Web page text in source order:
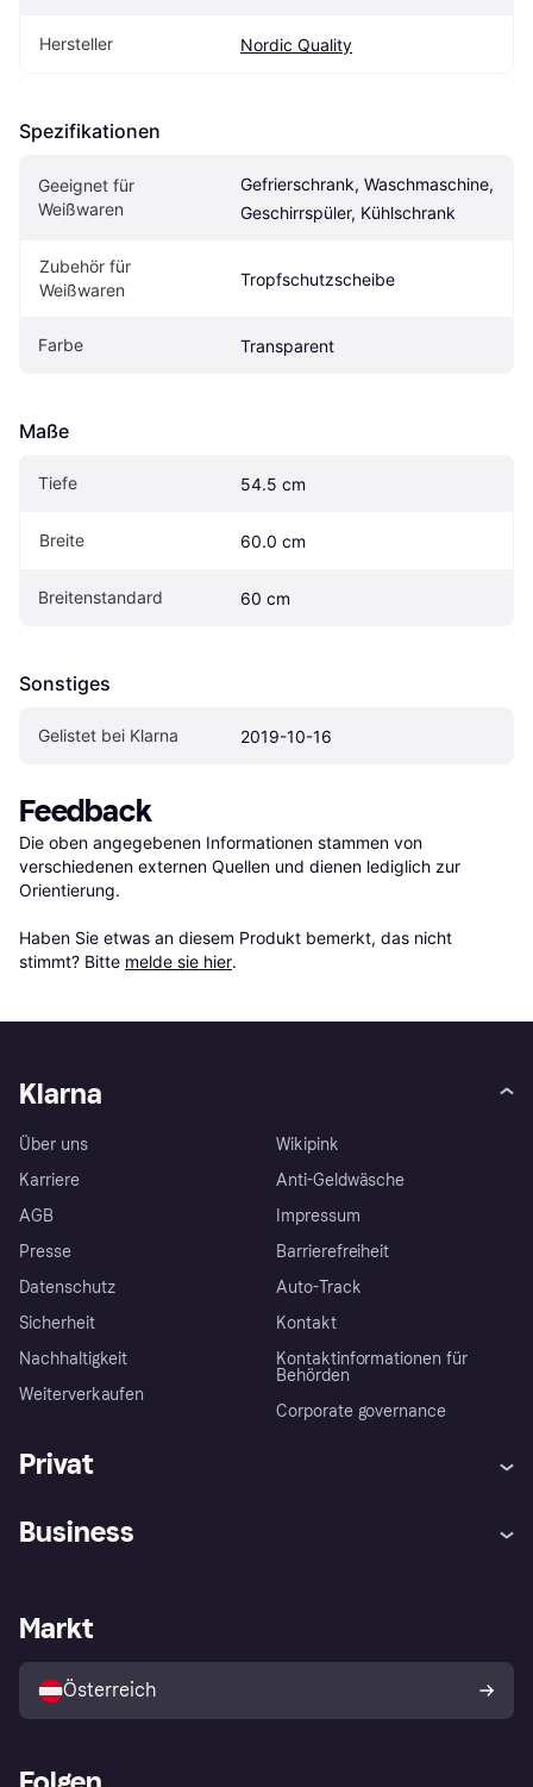
Hersteller Nordic Quality
Spezifikationen
Geeignet für
Weißwaren
Gefrierschrank, Waschmaschine,
Geschirrspüler, Kühlschrank
Zubehör für
Weißwaren
Tropfschutzscheibe
Farbe Transparent
Maße
Tiefe 54.5 cm
Breite 60.0 cm
Breitenstandard 60 cm
Sonstiges
Gelistet bei Klarna 2019-10-16
Feedback
Die oben angegebenen Informationen stammen von
verschiedenen externen Quellen und dienen lediglich zur
Orientierung.
Haben Sie etwas an diesem Produkt bemerkt, das nicht
stimmt? Bitte melde sie hier.
Klarna
Über uns
Karriere
AGB
Presse
Datenschutz
Sicherheit
Nachhaltigkeit
Weiterverkaufen
Wikipink
Anti-Geldwäsche
Impressum
Barrierefreiheit
Auto-Track
Kontakt
Kontaktinformationen für
Behörden
Corporate governance
Privat
Shops entdecken
Business
Händlerportal
Markt
Österreich